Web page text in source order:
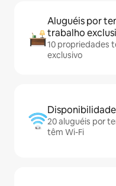
Aluguéis por
trabalho
10 propriedades
exclusivo
20 aluguéis por
têm Wi-Fi